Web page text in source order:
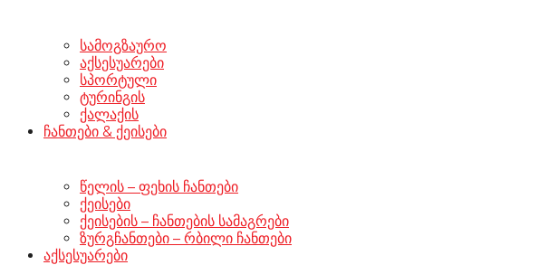
სამოგზაურო
აქსესუარები
სპორტული
ტურინგის
ქალაქის
ჩანთები & ქეისები
წელის – ფეხის ჩანთები
ქეისები
ქეისების – ჩანთების სამაგრები
ზურგჩანთები – რბილი ჩანთები
აქსესუარები